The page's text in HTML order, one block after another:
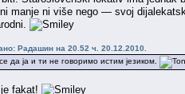
manje ni više nego — svoj
Радашин на 20.52 ч. 20.12.2010.
да ја и ти не говоримо истим језиком.
fakat!